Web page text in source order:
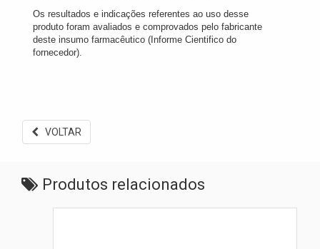
Os resultados e indicações referentes ao uso desse
produto foram avaliados e comprovados pelo fabricante
deste insumo farmacêutico (Informe Cientifico do
fornecedor).
VOLTAR
Produtos relacionados